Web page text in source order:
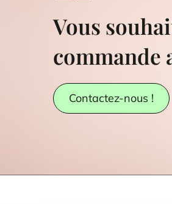
Vous
commande
Contactez-nous !